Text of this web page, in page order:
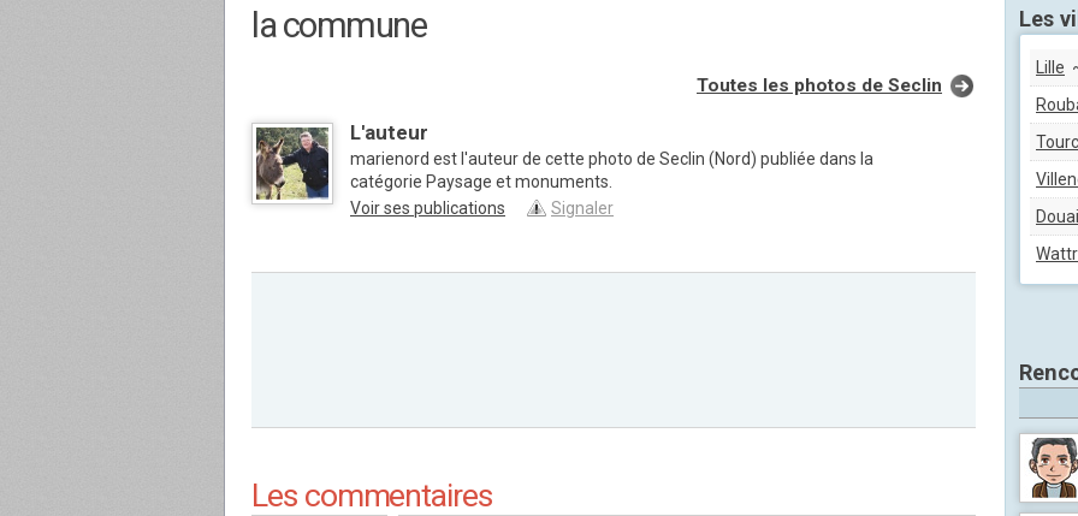
la commune
Toutes les photos de Seclin
L'auteur
marienord est l'auteur de cette photo de Seclin (Nord) publiée dans la
catégorie Paysage et monuments.
Voir ses publications
Signaler
Les commentaires
Les
Lille
Douai